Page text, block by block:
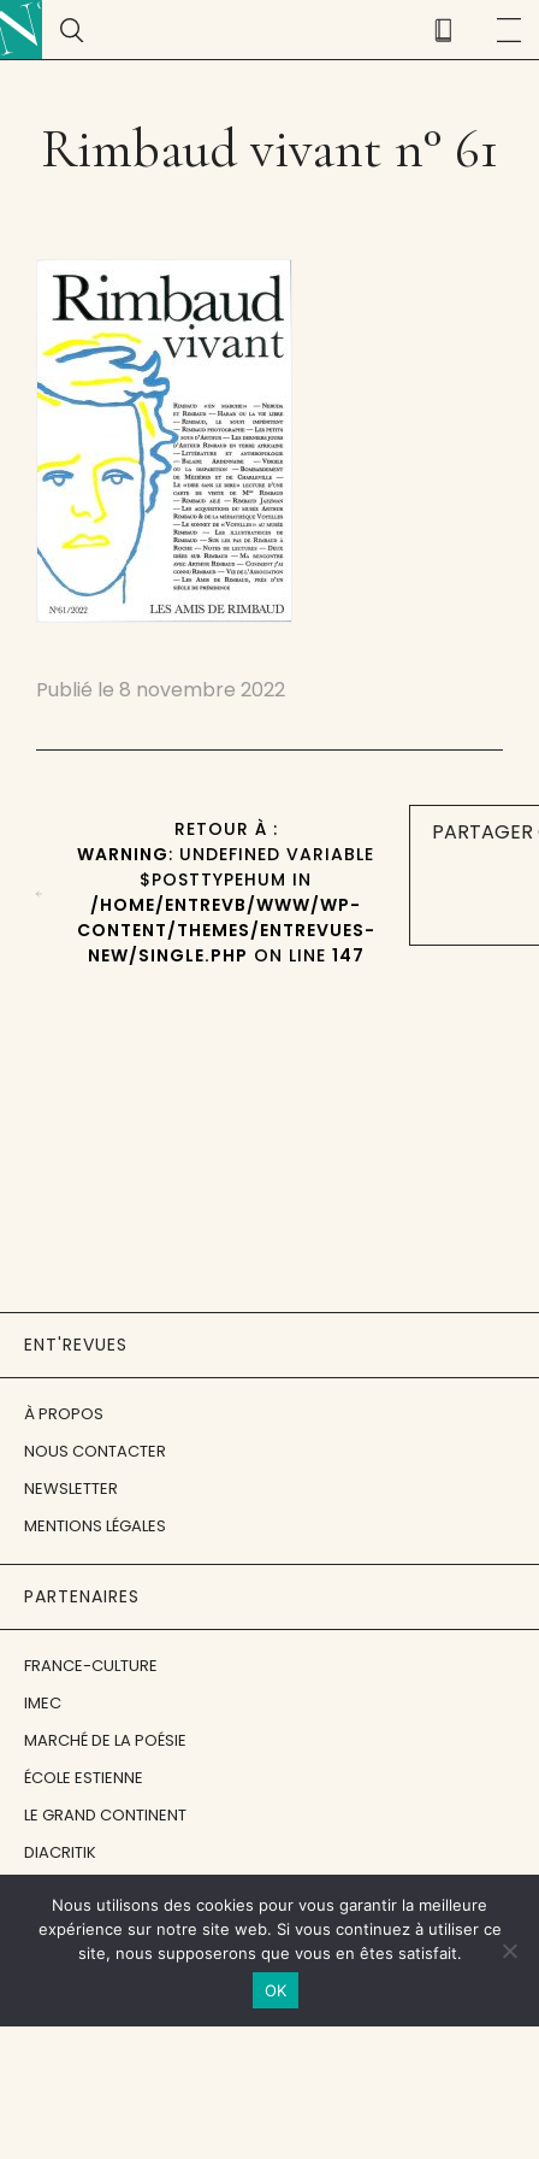
Rimbaud vivant n° 61
Publié le 8 novembre 2022
RETOUR À :
WARNING: UNDEFINED VARIABLE
$POSTTYPEHUM IN
/HOME/ENTREVB/WWW/WP-
CONTENT/THEMES/ENTREVUES-
NEW/SINGLE.PHP ON LINE 147
ENT'REVUES
À PROPOS
NOUS CONTACTER
NEWSLETTER
MENTIONS LÉGALES
PARTENAIRES
FRANCE-CULTURE
IMEC
MARCHÉ DE LA POÉSIE
ÉCOLE ESTIENNE
LE GRAND CONTINENT
DIACRITIK
NOS SOUTIENS
CENTRE NATIONAL DU LIVRE
Nous utilisons des cookies pour vous garantir la meilleure
expérience sur notre site web. Si vous continuez à utiliser ce
site, nous supposerons que vous en êtes satisfait.
OK